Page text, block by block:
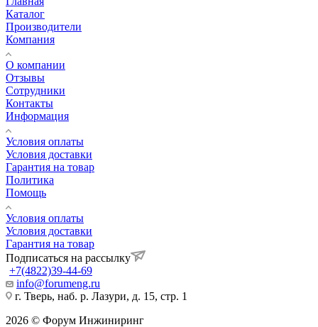
Каталог
Производители
Компания
О компании
Отзывы
Сотрудники
Контакты
Информация
Условия оплаты
Условия доставки
Гарантия на товар
Политика
Помощь
Условия оплаты
Условия доставки
Гарантия на товар
Подписаться на рассылку
+7(4822)39-44-69
info@forumeng.ru
г. Тверь, наб. р. Лазури, д. 15, стр. 1
2026 © Форум Инжиниринг